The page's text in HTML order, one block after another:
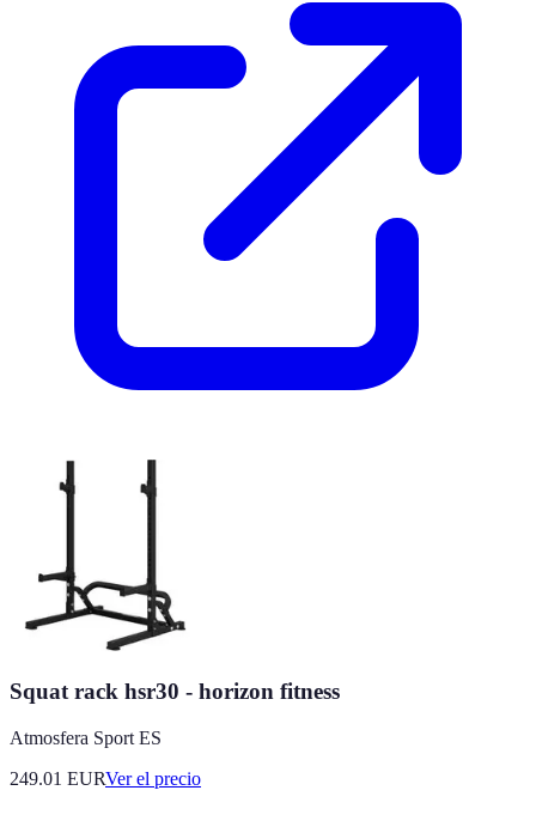
Squat rack hsr30 - horizon fitness
Atmosfera Sport ES
249.01 EURVer el precio